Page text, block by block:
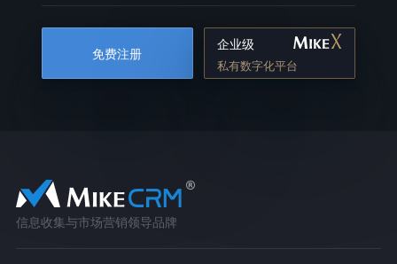
免费注册
企业级
私有数字化平台
信息收集与市场营销领导品牌